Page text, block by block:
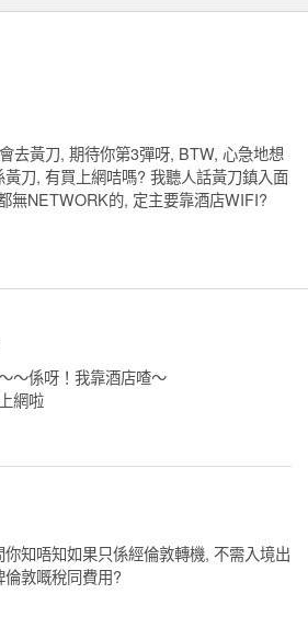
去黃刀, 期待你第3彈呀, BTW, 心急地想
黃刀, 有買上網咭嗎? 我聽人話黃刀鎮入面
無NETWORK的, 定主要靠酒店WIFI?
～係呀！我靠酒店喳～
網啦
知唔知如果只係經倫敦轉機, 不需入境出
敦嘅稅同費用?